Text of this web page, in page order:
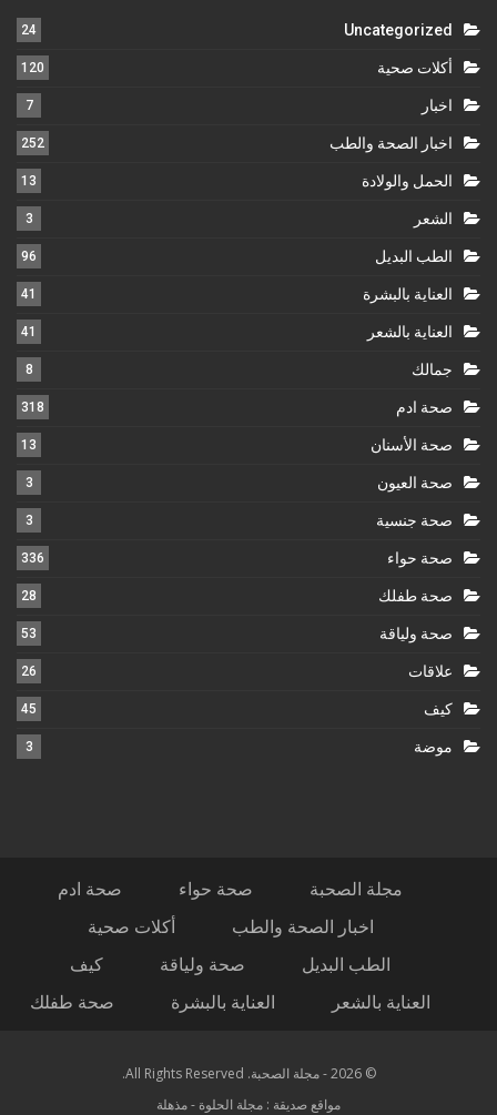
Uncategorized
24
أكلات صحية 120
اخبار 7
اخبار الصحة والطب 252
الحمل والولادة 13
الشعر 3
الطب البديل 96
العناية بالبشرة 41
العناية بالشعر 41
جمالك 8
صحة ادم 318
صحة الأسنان 13
صحة العيون 3
صحة جنسية 3
صحة حواء 336
صحة طفلك 28
صحة ولياقة 53
علاقات 26
كيف 45
موضة 3
مجلة الصحبة صحة حواء
صحة ادم
اخبار الصحة والطب
أكلات صحية
الطب البديل
صحة ولياقة
كيف
العناية بالشعر
العناية بالبشرة صحة طفلك
© 2026 - مجلة الصحبة. All Rights Reserved.
مواقع صديقة : مجلة الحلوة -مذهلة